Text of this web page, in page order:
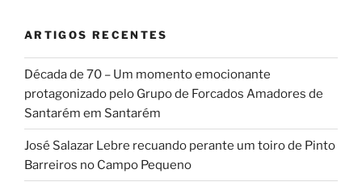
ARTIGOS RECENTES
Década de 70 – Um momento emocionante
protagonizado pelo Grupo de Forcados Amadores de
Santarém em Santarém
José Salazar Lebre recuando perante um toiro de Pinto
Barreiros no Campo Pequeno